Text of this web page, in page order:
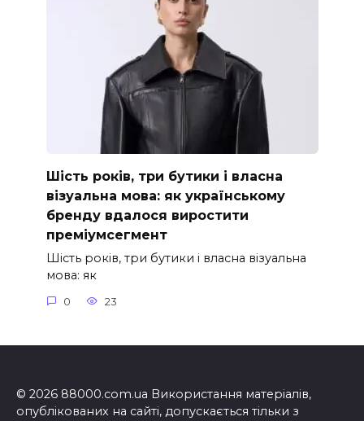
Шість років, три бутики і власна
візуальна мова: як українському
бренду вдалося виростити
преміумсегмент
Шість років, три бутики і власна візуальна
мова: як
0 23
© 2026 88000.com.ua Використання матеріалів,
опублікованих на сайті, допускається тільки з